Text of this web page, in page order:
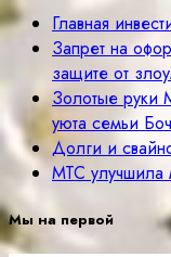
Главная
Запрет на
защите от
Золотые руки
уюта семьи
Долги и
МТС улучшила
Мы на первой